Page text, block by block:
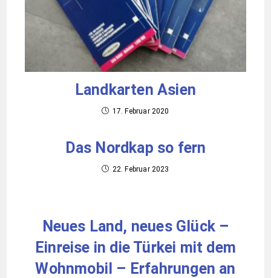
Landkarten Asien
17. Februar 2020
Das Nordkap so fern
22. Februar 2023
Neues Land, neues Glück –
Einreise in die Türkei mit dem
Wohnmobil – Erfahrungen an